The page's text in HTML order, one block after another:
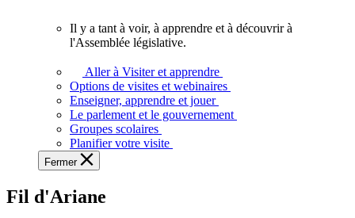
voir,
apprendre
et
à
à
Il y a tant à voir, à apprendre et à découvrir à
l'Assemblée législative.
Aller à Visiter et apprendre
Options de visites et webinaires
Enseigner, apprendre et jouer
Le parlement et le gouvernement
Groupes scolaires
Planifier votre visite
Fermer
Fil d'Ariane